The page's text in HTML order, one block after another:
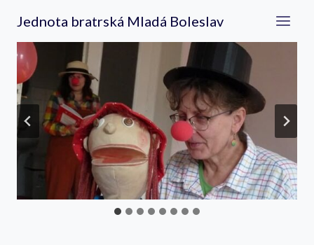
obsah
Jednota bratrská Mladá Boleslav